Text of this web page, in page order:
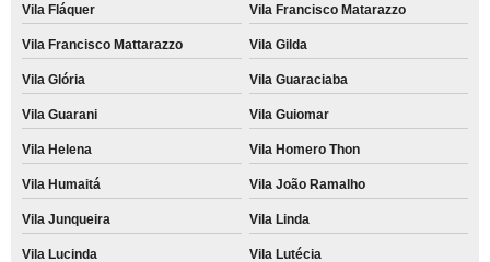
Vila Fláquer Vila Francisco Matarazzo
Vila Francisco Mattarazzo Vila Gilda
Vila Glória Vila Guaraciaba
Vila Guarani Vila Guiomar
Vila Helena Vila Homero Thon
Vila Humaitá Vila João Ramalho
Vila Junqueira Vila Linda
Vila Lucinda Vila Lutécia